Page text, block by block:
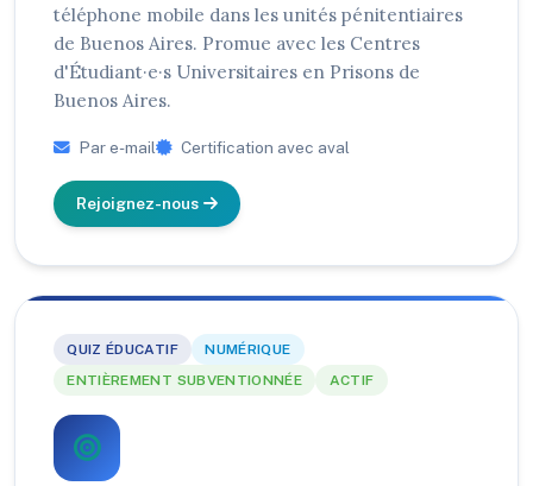
téléphone mobile dans les unités pénitentiaires
de Buenos Aires. Promue avec les Centres
d'Étudiant·e·s Universitaires en Prisons de
Buenos Aires.
Par e-mail Certification avec aval
Rejoignez-nous
QUIZ ÉDUCATIF
NUMÉRIQUE
ENTIÈREMENT SUBVENTIONNÉE
ACTIF